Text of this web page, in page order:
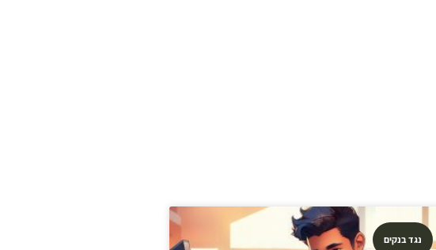
נגד בנקים